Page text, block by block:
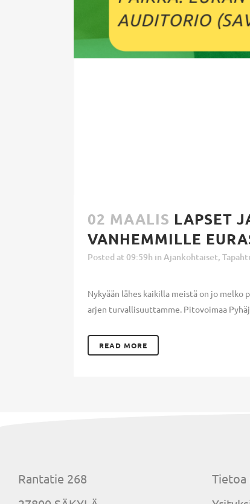
02 MAALIS LAPSET
VANHEMMILLE
Posted at 09:59h in Ajankohtaiset,
Nykyään lähes kaikilla meistä on jo
arjen turvallisuuttamme. Pitovoimaa
READ MORE
Rantatie 268
Tietoa